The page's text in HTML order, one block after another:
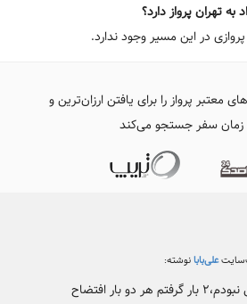
تهران پرواز دارد؟
در این مسیر وجود ندارد.
معتبر پرواز را برای یافتن ارزان‌ترین و
زمان سفر جستجو می‌کند
علی‌بابانوشته:
دو بار افتضاح